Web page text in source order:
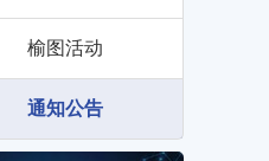
榆图活动
通知公告